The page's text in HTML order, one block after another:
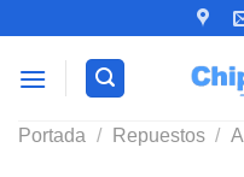
contenido
Portada / Repuestos /